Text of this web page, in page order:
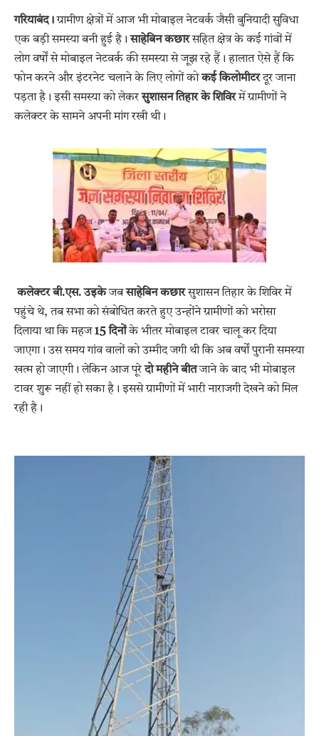
गरियाबंद। ग्रामीण क्षेत्रों में आज भी मोबाइल नेटवर्क जैसी बुनियादी सुविधा
एक बड़ी समस्या बनी हुई है।साहेबिन कछारसहित क्षेत्र के कई गांवों में
लोग वर्षों से मोबाइल नेटवर्क की समस्या से जूझ रहे हैं। हालात ऐसे हैं कि
फोन करने और इंटरनेट चलाने के लिए लोगों कोकई किलोमीटरदूर जाना
पड़ता है। इसी समस्या को लेकरसुशासन तिहार के शिविरमें ग्रामीणों ने
कलेक्टर के सामने अपनी मांग रखी थी।
कलेक्टर बी.एस. उइकेजबसाहेबिन कछारसुशासन तिहार के शिविर में
पहुंचे थे, तब सभा को संबोधित करते हुए उन्होंने ग्रामीणों को भरोसा
दिलाया था कि महज15 दिनोंके भीतर मोबाइल टावर चालू कर दिया
जाएगा। उस समय गांव वालों को उम्मीद जगी थी कि अब वर्षों पुरानी समस्या
खत्म हो जाएगी। लेकिन आज पूरेदो महीने बीतजाने के बाद भी मोबाइल
टावर शुरू नहीं हो सका है। इससे ग्रामीणों में भारी नाराजगी देखने को मिल
रही है।